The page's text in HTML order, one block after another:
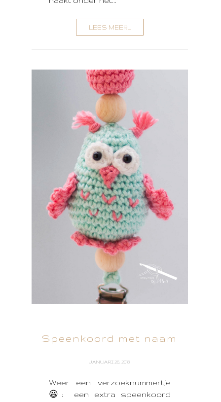
LEES MEER...
Speenkoord met naam
JANUARI 26, 2018
Weer een verzoeknummertje
😃: een extra speenkoord